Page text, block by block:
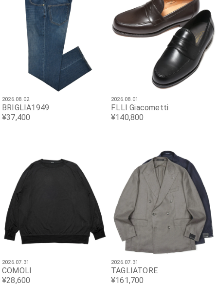
2026.08.02
BRIGLIA1949
¥37,400
2026.08.01
F.LLI Giacometti
¥140,800
2026.07.31
COMOLI
¥28,600
2026.07.31
TAGLIATORE
¥161,700